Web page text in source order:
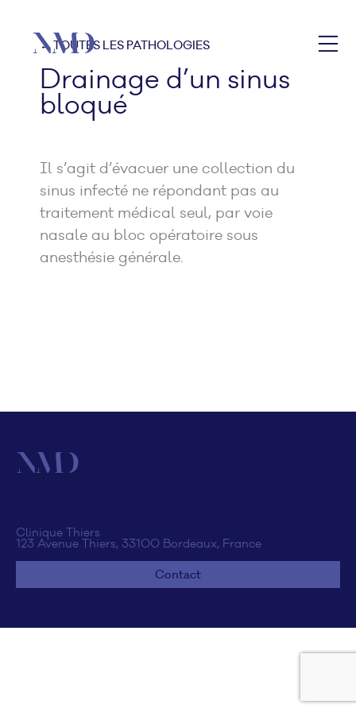
← TOUTES LES PATHOLOGIES
Drainage d’un sinus
bloqué
Il s’agit d’évacuer une collection du
sinus infecté ne répondant pas au
traitement médical seul, par voie
nasale au bloc opératoire sous
anesthésie générale.
Clinique Thiers
123 Avenue Thiers, 33100 Bordeaux, France
Contact